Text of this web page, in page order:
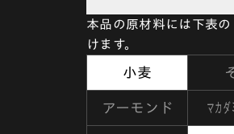
本品の原材料には下表
けます。
小麦
アーモンド マカダ